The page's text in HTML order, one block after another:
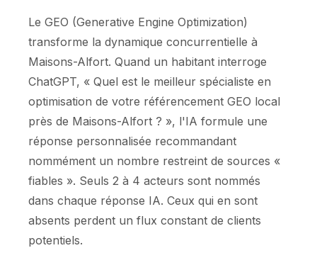
Le GEO (Generative Engine Optimization)
transforme la dynamique concurrentielle à
Maisons-Alfort. Quand un habitant interroge
ChatGPT, « Quel est le meilleur spécialiste en
optimisation de votre référencement GEO local
près de Maisons-Alfort ? », l'IA formule une
réponse personnalisée recommandant
nommément un nombre restreint de sources «
fiables ». Seuls 2 à 4 acteurs sont nommés
dans chaque réponse IA. Ceux qui en sont
absents perdent un flux constant de clients
potentiels.